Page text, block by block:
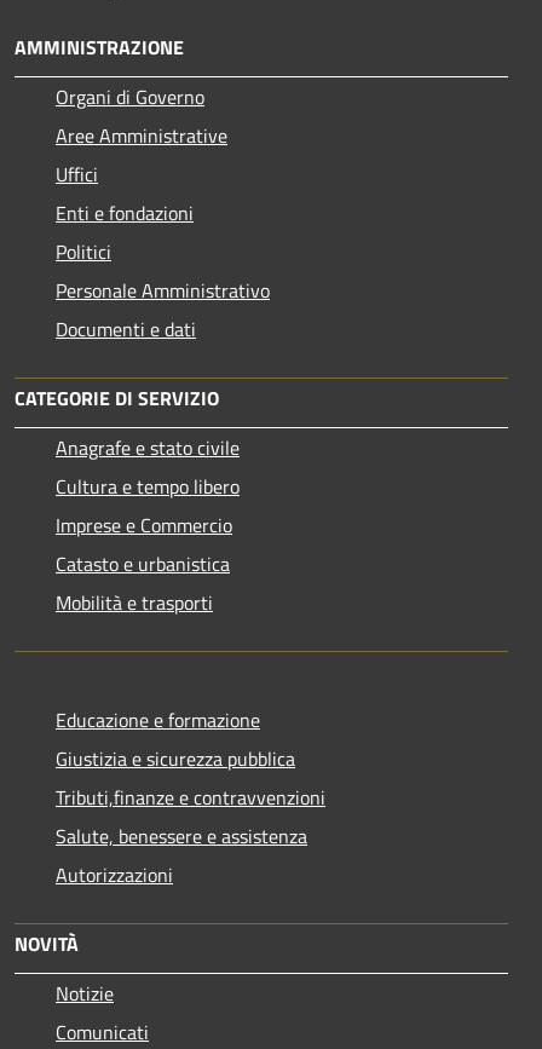
AMMINISTRAZIONE
Organi di Governo
Aree Amministrative
Uffici
Enti e fondazioni
Politici
Personale Amministrativo
Documenti e dati
CATEGORIE DI SERVIZIO
Anagrafe e stato civile
Cultura e tempo libero
Imprese e Commercio
Catasto e urbanistica
Mobilità e trasporti
Educazione e formazione
Giustizia e sicurezza pubblica
Tributi,finanze e contravvenzioni
Salute, benessere e assistenza
Autorizzazioni
NOVITÀ
Notizie
Comunicati